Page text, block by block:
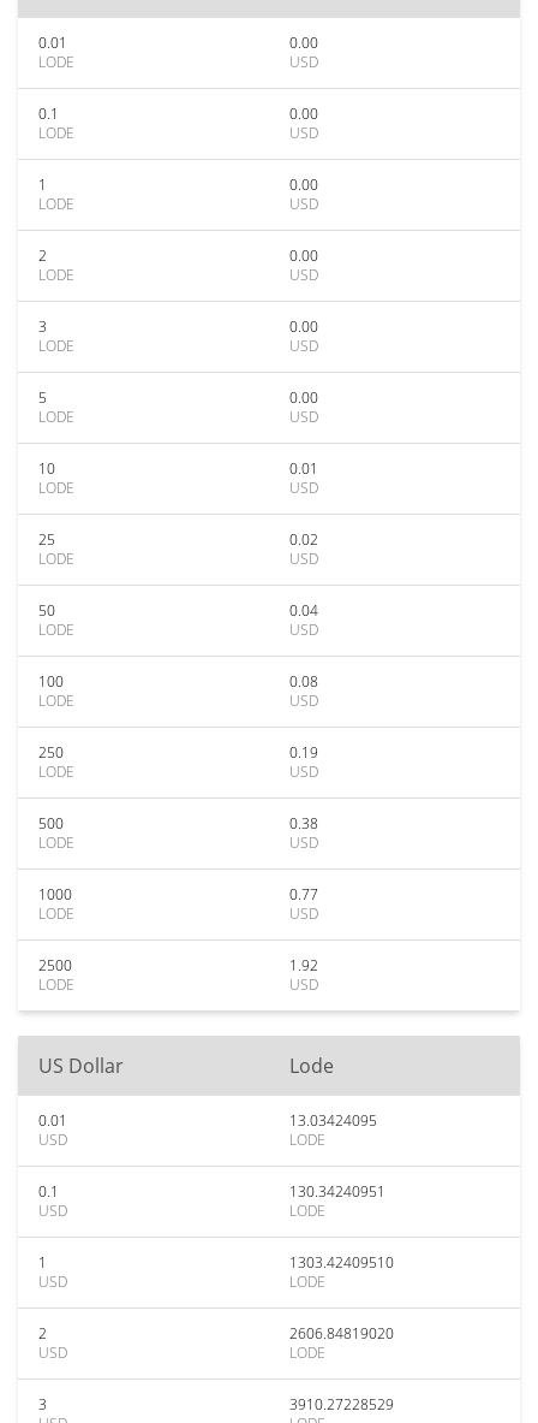
0.01
LODE
0.00
USD
0.1
LODE
0.00
USD
1
LODE
0.00
USD
2
LODE
0.00
USD
3
LODE
0.00
USD
5
LODE
0.00
USD
10
LODE
0.01
USD
25
LODE
0.02
USD
50
LODE
0.04
USD
100
LODE
0.08
USD
250
LODE
0.19
USD
500
LODE
0.38
USD
1000
LODE
0.77
USD
2500
LODE
1.92
USD
US Dollar Lode
0.01
USD
13.03424095
LODE
0.1
USD
130.34240951
LODE
1
USD
1303.42409510
LODE
2
USD
2606.84819020
LODE
3
3910.27228529